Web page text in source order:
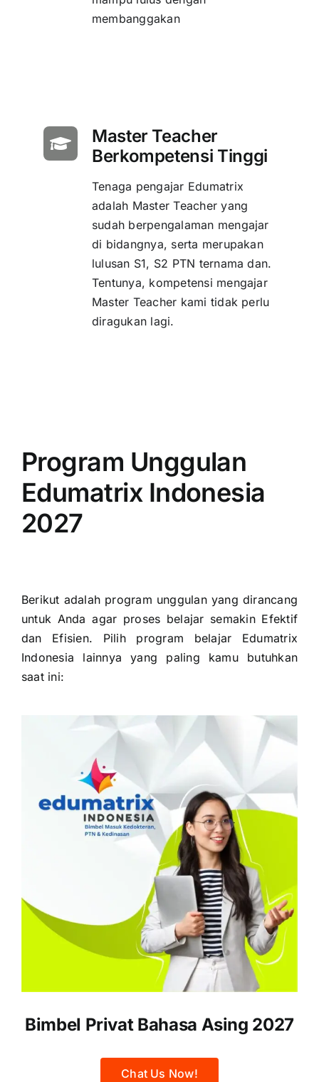
membanggakan
Master Teacher
Berkompetensi Tinggi
Tenaga pengajar Edumatrix
adalah Master Teacher yang
sudah berpengalaman mengajar
di bidangnya, serta merupakan
lulusan S1, S2 PTN ternama dan.
Tentunya, kompetensi mengajar
Master Teacher kami tidak perlu
diragukan lagi.
Program Unggulan
Edumatrix Indonesia
2027
Berikut adalah program unggulan yang dirancang
untuk Anda agar proses belajar semakin Efektif
dan Efisien. Pilih program belajar Edumatrix
Indonesia lainnya yang paling kamu butuhkan
saat ini:
Bimbel Privat Bahasa Asing 2027
Chat Us Now!